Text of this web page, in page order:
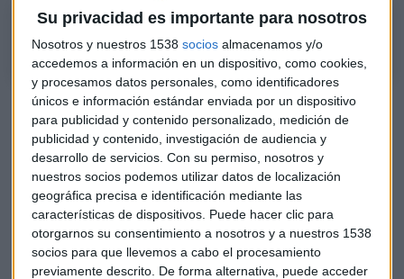
Su privacidad es importante para nosotros
Nosotros y nuestros 1538 socios almacenamos y/o
accedemos a información en un dispositivo, como cookies,
y procesamos datos personales, como identificadores
únicos e información estándar enviada por un dispositivo
para publicidad y contenido personalizado, medición de
publicidad y contenido, investigación de audiencia y
desarrollo de servicios. Con su permiso, nosotros y
nuestros socios podemos utilizar datos de localización
geográfica precisa e identificación mediante las
características de dispositivos. Puede hacer clic para
otorgarnos su consentimiento a nosotros y a nuestros 1538
socios para que llevemos a cabo el procesamiento
previamente descrito. De forma alternativa, puede acceder
Cibercotizante: "Es un error despedir a una persona por su edad"
Cibercotizante: "Hay una burbuja sobre la amenaza de
los robots en el trabajo"
En los últimos años las empresas han despedido a una
importante cantidad de profesionales mayores. Tal es así
que hoy en día, hay más de un millón de personas por
encima de 50 años que quiere trabajar, pero no encuentra
trabajo.